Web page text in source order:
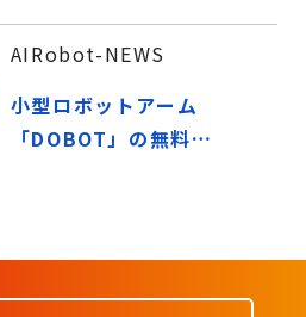
AIRobot-NEWS
小型ロボットアーム
「DOBOT」の無料オ